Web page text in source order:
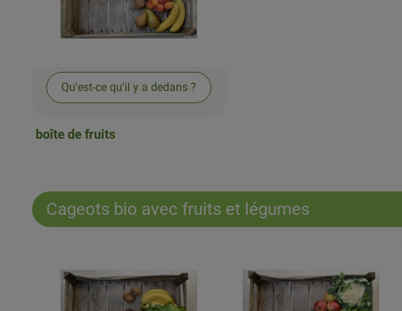
Qu'est-ce qu'il y a dedans ?
boîte de fruits
Cageots bio avec fruits et légumes